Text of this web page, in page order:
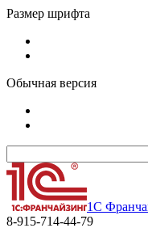
Размер шрифта
Обычная версия
1С
8-915-714-44-79